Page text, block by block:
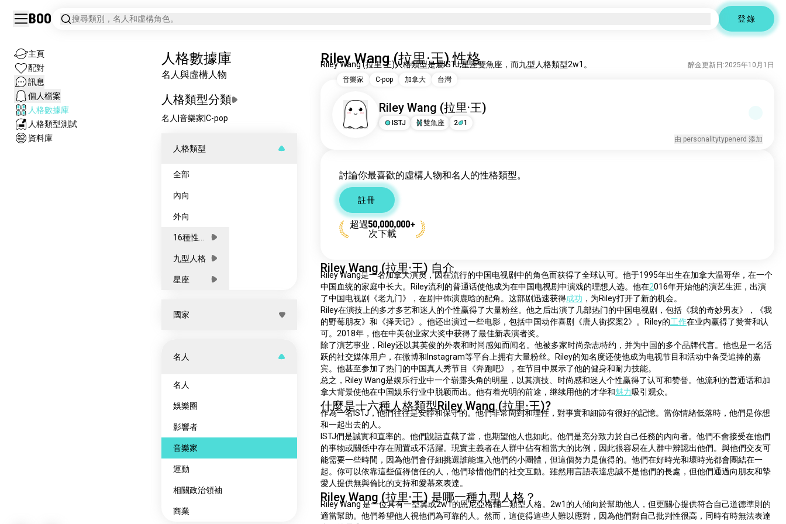
Boo 搜尋類別，名人和虛構角色。 登錄
主頁
配對
訊息
個人檔案
人格數據庫
人格類型測試
資料庫
人格數據庫
名人與虛構人物
人格類型分類
名人 音樂家 C-pop
人格類型
全部
內向
外向
16種性格
九型人格
星座
國家
非洲
亞洲
歐洲
北美洲
大洋洲
南美洲
名人
名人
娛樂圈
影響者
音樂家
運動
相關政治領袖
商業
Riley Wang (拉里·王) 性格
Riley Wang (拉里·王)人格類型是屬ISTJ,星座雙魚座，而九型人格類型2w1。 醉金更新日:2025年10月1日
Riley Wang (拉里·王)
ISTJ 雙魚座 2 1
音樂家 C-pop 加拿大 台灣
由 personalitytypenerd 添加
討論你最喜歡的虛構人物和名人的性格類型。
註冊
超過50,000,000+
次下載
Riley Wang (拉里·王) 自介
Riley Wang是一名加拿大演员，因在流行的中国电视剧中的角色而获得了全球认可。他于1995年出生在加拿大温哥华，在一个
中国血统的家庭中长大。Riley流利的普通话使他成为在中国电视剧中演戏的理想人选。他在2016年开始他的演艺生涯，出演
了中国电视剧《老九门》，在剧中饰演鹿晗的配角。这部剧迅速获得成功 ，为Riley打开了新的机会。
Riley在演技上的多才多艺和迷人的个性赢得了大量粉丝。他之后出演了几部热门的中国电视剧，包括《我的奇妙男友》，《我
的野莓朋友》和《择天记》。他还出演过一些电影，包括中国动作喜剧《唐人街探案2》。Riley的工作在业内赢得了赞誉和认
可。2018年，他在中美创业家大奖中获得了最佳新表演者奖。
除了演艺事业，Riley还以其英俊的外表和时尚感知而闻名。他被多家时尚杂志特约，并为中国的多个品牌代言。他也是一名活
跃的社交媒体用户，在微博和Instagram等平台上拥有大量粉丝。Riley的知名度还使他成为电视节目和活动中备受追捧的嘉
宾。他甚至参加了热门的中国真人秀节目《奔跑吧》，在节目中展示了他的健身和耐力技能。
总之，Riley Wang是娱乐行业中一个崭露头角的明星，以其演技、时尚感和迷人个性赢得了认可和赞誉。他流利的普通话和加
拿大背景使他在中国娱乐行业中脱颖而出。他有着光明的前途，继续用他的才华和魅力吸引观众。
什麼是十六種人格類型Riley Wang (拉里·王)?
作為一名ISTJ，他們往往是安靜和保守的。他們非常周到和理性，對事實和細節有很好的記憶。當你情緒低落時，他們是你想
和一起出去的人。
ISTJ們是誠實和直率的。他們說話直截了當，也期望他人也如此。他們是充分致力於自己任務的內向者。他們不會接受在他們
的事物或關係中存在閒置或不活躍。現實主義者在人群中佔有相當大的比例，因此很容易在人群中辨認出他們。與他們交友可
能需要一些時間，因為他們會仔細挑選誰能進入他們的小團體，但這個努力是值得的。他們在好時光和壞時光都會團結在一
起。你可以依靠這些值得信任的人，他們珍惜他們的社交互動。雖然用言語表達忠誠不是他們的長處，但他們通過向朋友和摯
愛人提供無與倫比的支持和愛慕來表達。
Riley Wang (拉里·王) 是哪一種九型人格？
Riley Wang 是一位具有一型翼或2w1的恩尼亞格輔二類型人格。2w1的人傾向於幫助他人，但更關心提供符合自己道德準則的
適當幫助。他們希望他人視他們為可靠的人。然而，這使得這些人難以應對，因為他們對自己批判性很高，同時有時無法表達